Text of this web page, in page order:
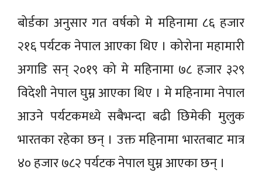
बोर्डका अनुसार गत वर्षको मे महिनामा ८६ हजार
२१६ पर्यटक नेपाल आएका थिए । कोरोना महामारी
अगाडि सन् २०१९ को मे महिनामा ७८ हजार ३२९
विदेशी नेपाल घुम्न आएका थिए । मे महिनामा नेपाल
आउने पर्यटकमध्ये सबैभन्दा बढी छिमेकी मुलुक
भारतका रहेका छन् । उक्त महिनामा भारतबाट मात्र
४० हजार ७८२ पर्यटक नेपाल घुम्न आएका छन् ।